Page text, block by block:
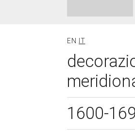
EN IT
1600-